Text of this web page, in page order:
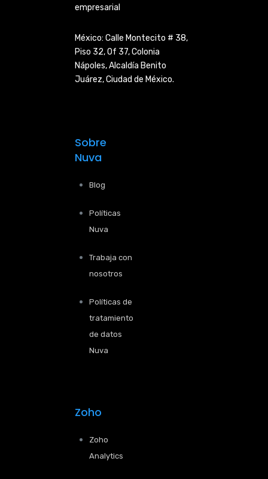
empresarial
México: Calle Montecito # 38,
Piso 32, Of 37, Colonia
Nápoles,Alcaldía Benito
Juárez, Ciudad de México.
Sobre
Nuva
Blog
Políticas
Nuva
Trabaja con
nosotros
Políticas de
tratamiento
de datos
Nuva
Zoho
Zoho
Analytics